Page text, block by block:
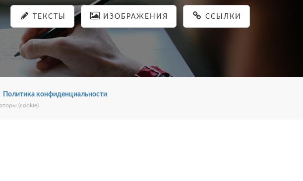
ТЕКСТЫ ИЗОБРАЖЕНИЯ ССЫЛКИ
Политика конфиденциальности
(cookie)